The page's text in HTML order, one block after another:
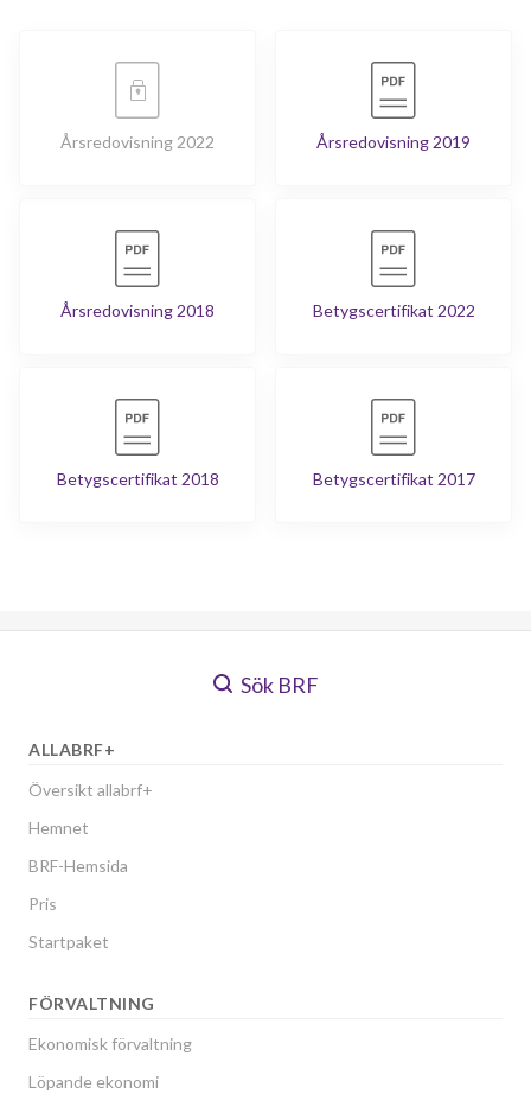
Årsredovisning 2022 Årsredovisning 2019
Årsredovisning 2018 Betygscertifikat 2022
Betygscertifikat 2018 Betygscertifikat 2017
Sök BRF
ALLABRF+
Översikt allabrf+
Hemnet
BRF-Hemsida
Pris
Startpaket
FÖRVALTNING
Ekonomisk förvaltning
Löpande ekonomi